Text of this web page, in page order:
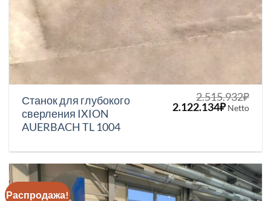
Станок для глубокого
сверления IXION
AUERBACH TL 1004
2.515.932₽
Первоначальная
2.122.134₽Текущая
Netto
Распродажа!